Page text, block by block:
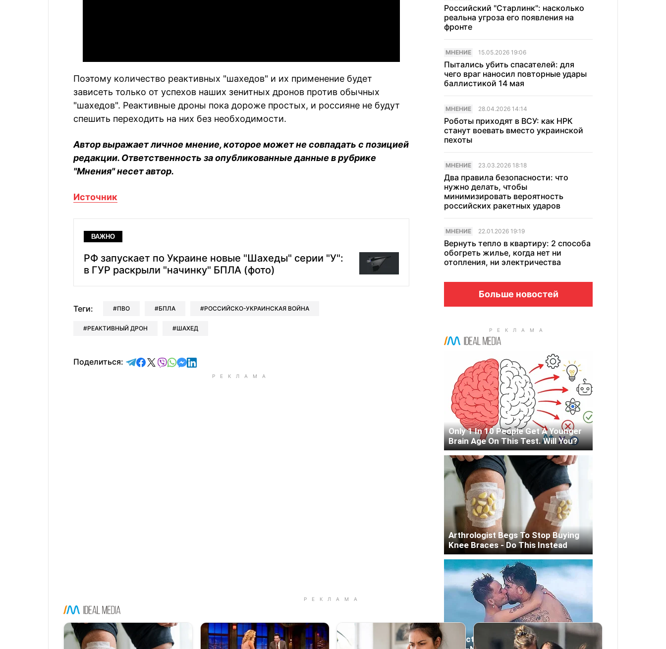
Поэтому количество реактивных "шахедов" и их применение будет
зависеть только от успехов наших зенитных дронов против обычных
"шахедов". Реактивные дроны пока дороже простых, и россияне не будут
спешить переходить на них без необходимости.
Автор выражает личное мнение, которое может не совпадать с позицией
редакции. Ответственность за опубликованные данные в рубрике
"Мнения" несет автор.
Источник
ВАЖНО
РФ запускает по Украине новые "Шахеды" серии "У":
в ГУР раскрыли "начинку" БПЛА (фото)
Теги: ПВО БПЛА РОССИЙСКО-УКРАИНСКАЯ ВОЙНА
РЕАКТИВНЫЙ ДРОН ШАХЕД
Поделиться: отправить в Telegram
поделиться в Facebook
поделиться в X
отправить в Viber
отправить в Whatsapp
отправить в Messenger
отправить в LinkedIn
Российский "Старлинк": насколько
реальна угроза его появления на
фронте
МНЕНИЕ 15.05.2026 19:06
Пытались убить спасателей: для
чего враг наносил повторные удары
баллистикой 14 мая
МНЕНИЕ 28.04.2026 14:14
Роботы приходят в ВСУ: как НРК
станут воевать вместо украинской
пехоты
МНЕНИЕ 23.03.2026 18:18
Два правила безопасности: что
нужно делать, чтобы
минимизировать вероятность
российских ракетных ударов
МНЕНИЕ 22.01.2026 19:19
Вернуть тепло в квартиру: 2 способа
обогреть жилье, когда нет ни
отопления, ни электричества
Больше новостей